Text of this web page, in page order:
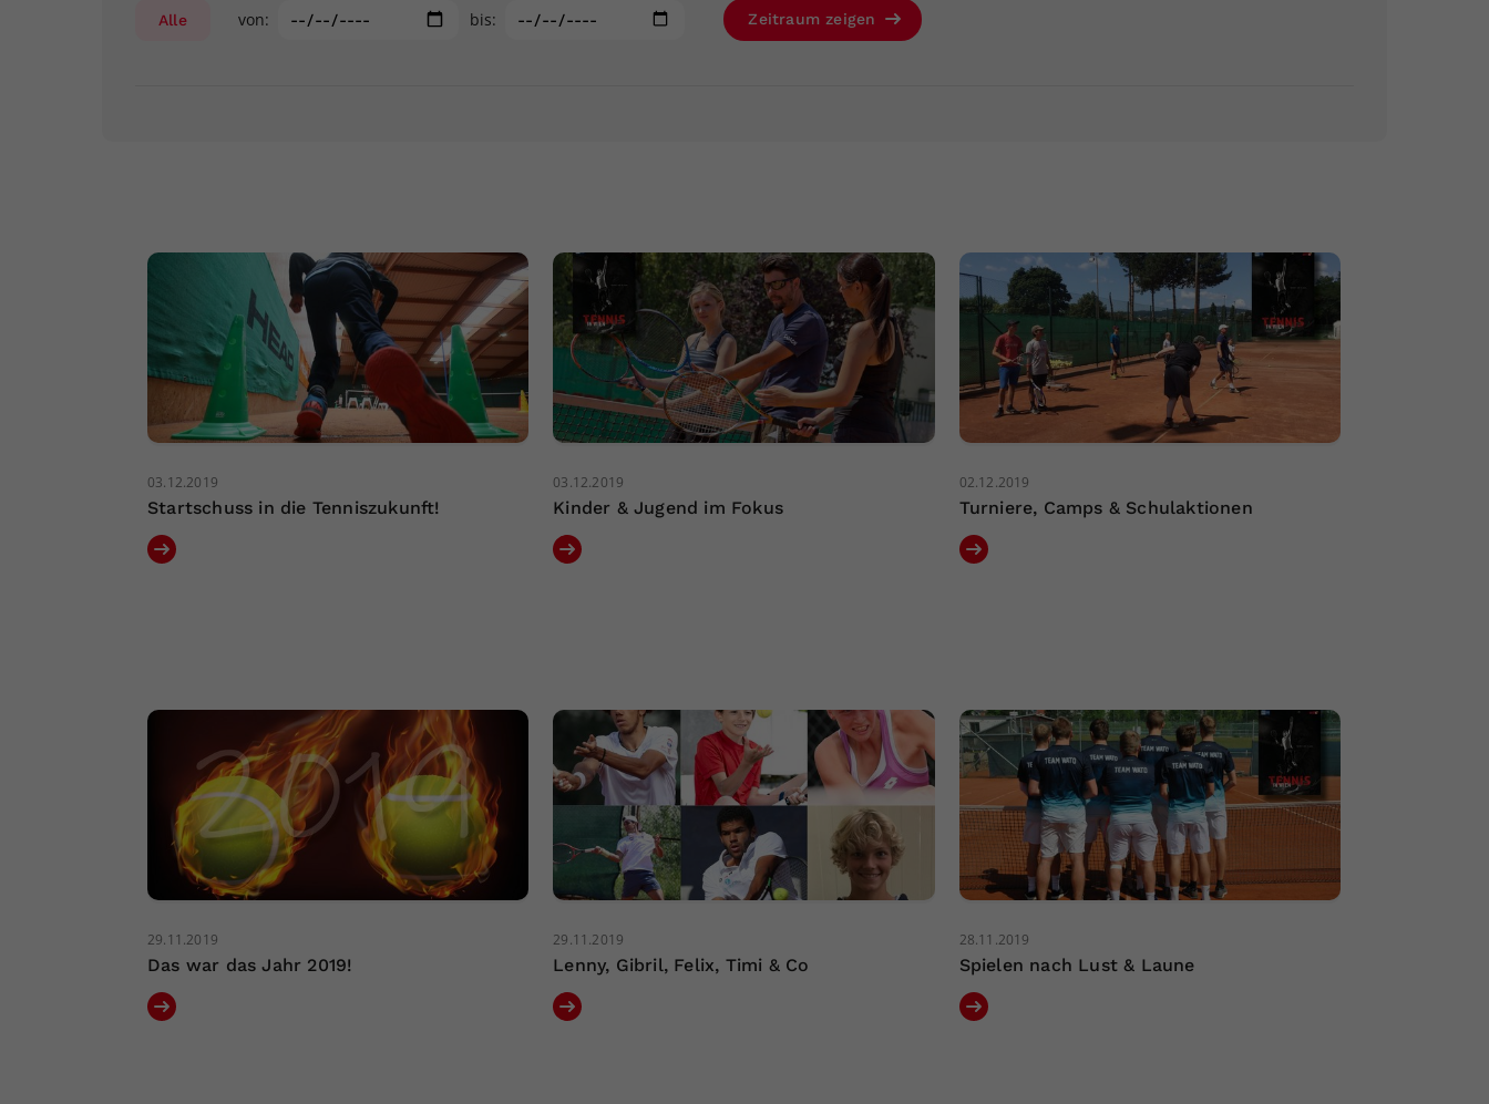
Alle von: bis: Zeitraum zeigen
03.12.2019
Startschuss in die Tenniszukunft!
03.12.2019
Kinder & Jugend im Fokus
02.12.2019
Turniere, Camps & Schulaktionen
29.11.2019
Das war das Jahr 2019!
29.11.2019
Lenny, Gibril, Felix, Timi & Co
28.11.2019
Spielen nach Lust & Laune
Ihrer vorgenommen Einstellungen, falls der